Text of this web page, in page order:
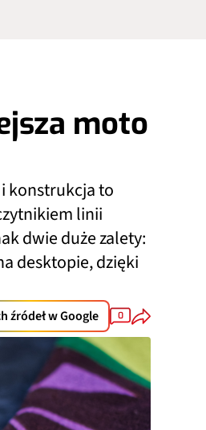
moto
konstrukcja to
linii
dwie duże zalety:
desktopie, dzięki
źródeł w Google 0